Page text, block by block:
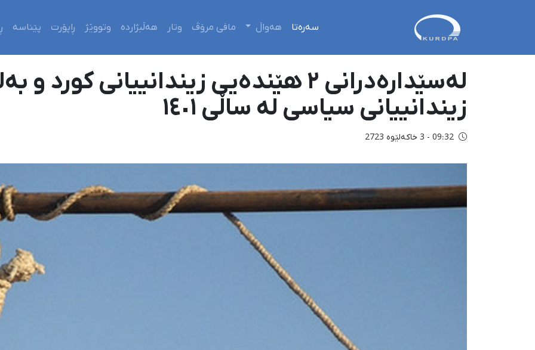
سەرەتا هەواڵ مافی مرۆڤ وتار هەڵبژاردە وتووێژ ڕاپۆرت پێناسە
زیندانییانی سیاسی لە ساڵی ١٤٠١
09:32 - 3 خاکەلێوه 2723